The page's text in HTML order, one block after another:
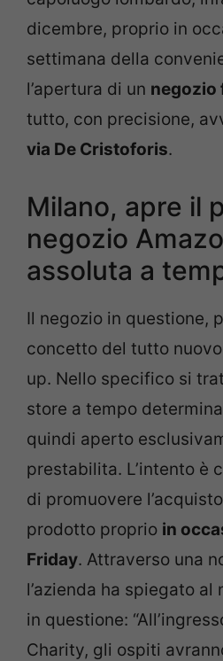
dicembre, proprio in
settimana della
l’apertura di un negozio
tutto, con precisione,
via De Cristoforis.
Milano, apre il
negozio
assoluta a
Il negozio in questione,
concetto del tutto
up. Nello specifico si
store a tempo
quindi aperto
prestabilita. L’intento è
di promuovere
prodotto proprio in
Friday. Attraverso una
l’azienda ha spiegato
in questione:
Charity, gli ospiti